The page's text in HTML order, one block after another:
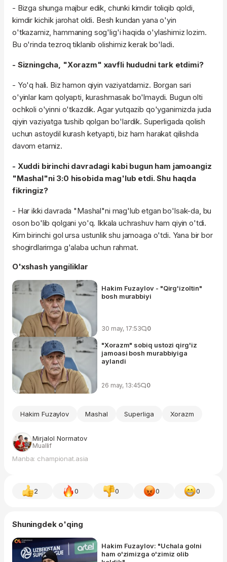
- Bizga shunga majbur edik, chunki kimdir toliqib qoldi,
kimdir kichik jarohat oldi. Besh kundan yana o'yin
o'tkazamiz, hammaning sog'lig'i haqida o'ylashimiz lozim.
Bu o'rinda tezroq tiklanib olishimiz kerak bo'ladi.
- Sizningcha, "Xorazm" xavfli hududni tark etdimi?
- Yo'q hali. Biz hamon qiyin vaziyatdamiz. Borgan sari
o'yinlar kam qolyapti, kurashmasak bo'lmaydi. Bugun olti
ochkoli o'yinni o'tkazdik. Agar yutqazib qo'yganimizda juda
qiyin vaziyatga tushib qolgan bo'lardik. Superligada qolish
uchun astoydil kurash ketyapti, biz ham harakat qilishda
davom etamiz.
- Xuddi birinchi davradagi kabi bugun ham jamoangiz
"Mashal"ni 3:0 hisobida mag'lub etdi. Shu haqda
fikringiz?
- Har ikki davrada "Mashal"ni mag'lub etgan bo'lsak-da, bu
oson bo'lib qolgani yo'q. Ikkala uchrashuv ham qiyin o'tdi.
Kim birinchi gol ursa ustunlik shu jamoaga o'tdi. Yana bir bor
shogirdlarimga g'alaba uchun rahmat.
O'xshash yangiliklar
Hakim Fuzaylov - "Qirg'izoltin"
bosh murabbiyi
30 may, 17:53 0
"Xorazm" sobiq ustozi qirg'iz
jamoasi bosh murabbiyiga
aylandi
26 may, 13:45 0
Hakim Fuzaylov Mashal Superliga Xorazm
Mirjalol Normatov
Muallif
Manba: championat.asia
2 0 0 0 0
Shuningdek o'qing
Hakim Fuzaylov: "Uchala golni
ham o'zimizga o'zimiz olib